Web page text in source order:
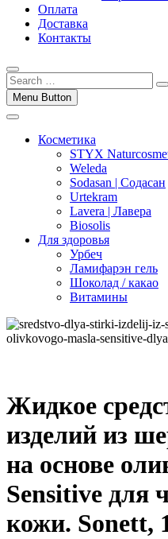
Оплата
Доставка
Контакты
Menu Button
Косметика
STYX
Weleda
Sodasan | Содасан
Urtekram
Lavera | Лавера
Biosolis
Для здоровья
Урбеч
Ламифарэн гель
Шоколад / какао
Витамины
Жидкое
изделий из
на основе
Sensitive для
кожи. Sonett,